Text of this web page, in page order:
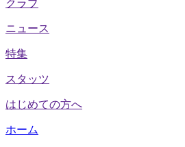
クラブ
ニュース
特集
スタッツ
はじめての方へ
ホーム